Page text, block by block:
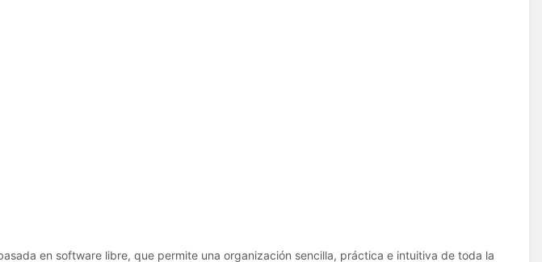
en software libre, que permite una organización sencilla, práctica e intuitiva de toda la